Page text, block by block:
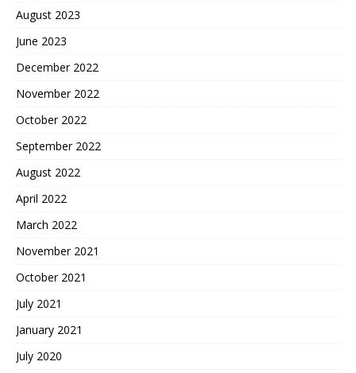
August 2023
June 2023
December 2022
November 2022
October 2022
September 2022
August 2022
April 2022
March 2022
November 2021
October 2021
July 2021
January 2021
July 2020